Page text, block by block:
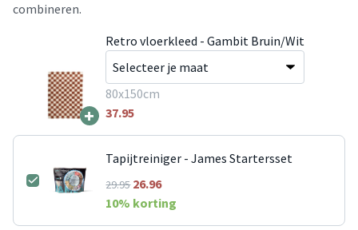
combineren.
+
Retro vloerkleed - Gambit Bruin/Wit
80x150cm
37.95
Tapijtreiniger - James Startersset
29.9526.96
10% korting